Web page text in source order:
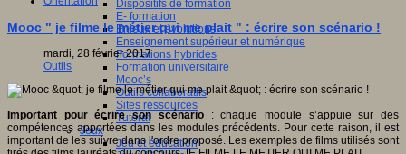
Dispositifs de formation
E- formation
Enjeux et évolutions
Enseignement supérieur et numérique
Formations hybrides
Formation universitaire
Mooc’s
Outils collaboratifs
Sites ressources
Tutorat
Jeux
Jeu et éducation
Mooc " je filme le métier qui me plait " : écrire son scénario !
mardi, 28 février 2017
Outils
Important pour écrire son scénario
: chaque module s’appuie sur des
compétences apportées dans les modules précédents. Pour cette raison, il est
important de les suivre dans l'ordre proposé. Les exemples de films utilisés sont